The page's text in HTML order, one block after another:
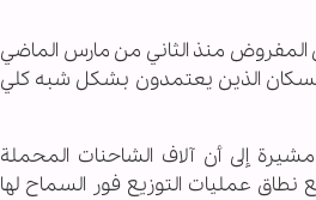
المفروض منذ الثاني من مارس الماضي
السكان الذين يعتمدون بشكل شبه كلي
إلى أن آلاف الشاحنات المحملة
نطاق عمليات التوزيع فور السماح لها